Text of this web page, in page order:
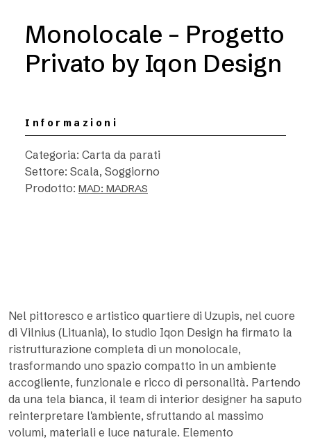
Monolocale – Progetto
Privato by Iqon Design
Informazioni
Categoria: Carta da parati
Settore: Scala, Soggiorno
Prodotto: MAD: MADRAS
Nel pittoresco e artistico quartiere di Uzupis, nel cuore
di Vilnius (Lituania), lo studio Iqon Design ha firmato la
ristrutturazione completa di un monolocale,
trasformando uno spazio compatto in un ambiente
accogliente, funzionale e ricco di personalità. Partendo
da una tela bianca, il team di interior designer ha saputo
reinterpretare l'ambiente, sfruttando al massimo
volumi, materiali e luce naturale. Elemento